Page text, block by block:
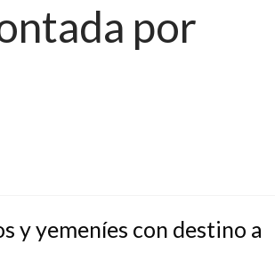
por
y yemeníes con destino a